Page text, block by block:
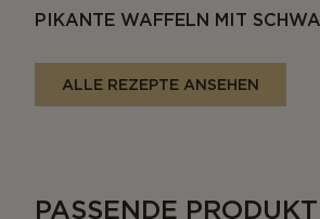
PIKANTE WAFFELN MIT
ALLE REZEPTE ANSEHEN
PASSENDE